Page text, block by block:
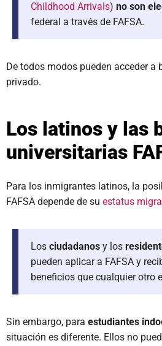
Childhood Arrivals) no son
federal a través de FAFSA.
De todos modos pueden acceder a
privado.
Los latinos y las
universitarias
Para los inmigrantes latinos, la
FAFSA depende de su estatus
Los ciudadanos y los
pueden aplicar a FAFSA y
beneficios que cualquier otro
Sin embargo, para estudiantes
situación es diferente. Ellos no